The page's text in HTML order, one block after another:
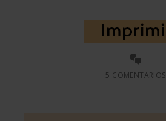
5 COMENTARIOS